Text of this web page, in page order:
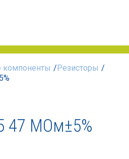
компоненты /Резисторы /
47 МОм±5%